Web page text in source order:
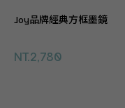
Joy品牌經典方框墨鏡
NT.2,780